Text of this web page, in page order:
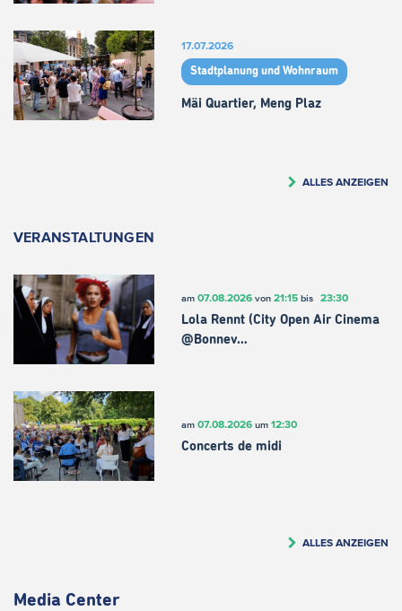
17.07.2026
Stadtplanung und Wohnraum
Mäi Quartier, Meng Plaz
ALLES ANZEIGEN
VERANSTALTUNGEN
am 07.08.2026von 21:15bis 23:30
Lola Rennt (City Open Air Cinema
@Bonnev…
am 07.08.2026um 12:30
Concerts de midi
ALLES ANZEIGEN
Media Center